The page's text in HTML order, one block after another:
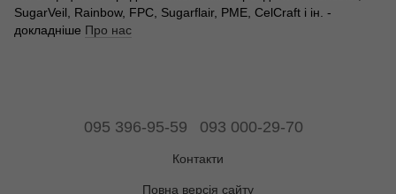
SugarVeil, Rainbow, FPC, Sugarflair, PME, CelCraft і ін. -
докладніше Про нас
095 396-95-59 093 000-29-70
Контакти
Повна версія сайту